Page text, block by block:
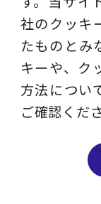
最
社のクッキ
たものとみ
キーや、ク
方法につい
ご確認くだ